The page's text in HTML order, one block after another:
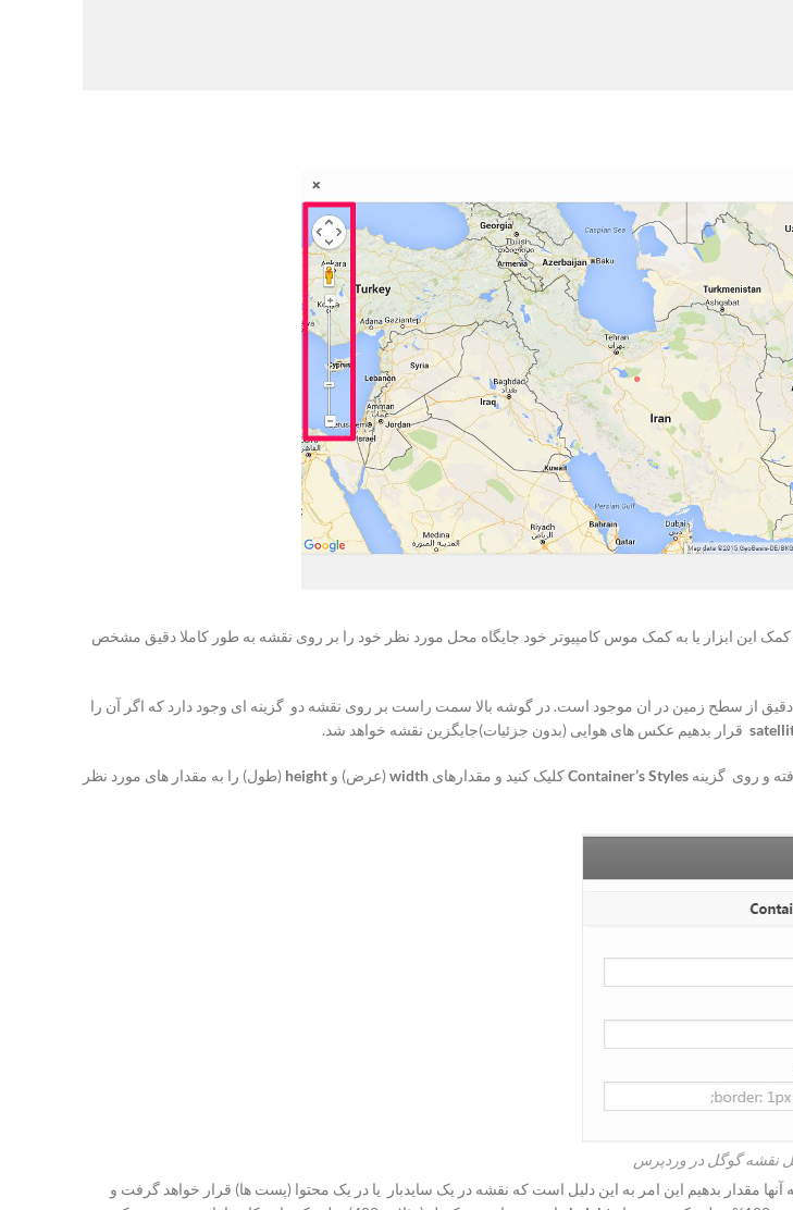
این ابزار یا به کمک موس کامپیوتر خود جایگاه محل مورد نظر خود را بر روی نقشه به طور کاملا دقیق مشخص
از سطح زمین در ان موجود است. در گوشه بالا سمت راست بر روی نقشه دو گزینه ای وجود دارد که اگر آن را
قرار بدهیم عکس های هوایی (بدون جزئیات)جایگزین نقشه خواهد شد.
و روی گزینه Container’s Stylesکلیک کنید و مقدارهای width (عرض) و height (طول) را به مقدار های مورد نظر
نقشه گوگل در وردپرس
مقدار بدهیم این امر به این دلیل است که نقشه در یک سایدبار یا در یک محتوا (پست ها) قرار خواهد گرفت و